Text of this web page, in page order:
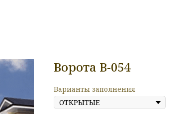
Ворота В-054
Варианты заполнения